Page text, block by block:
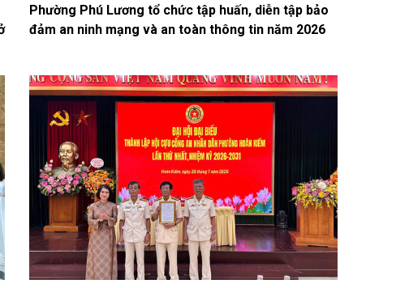
Phường Phú Lương tổ chức tập huấn, diễn tập bảo
đảm an ninh mạng và an toàn thông tin năm 2026